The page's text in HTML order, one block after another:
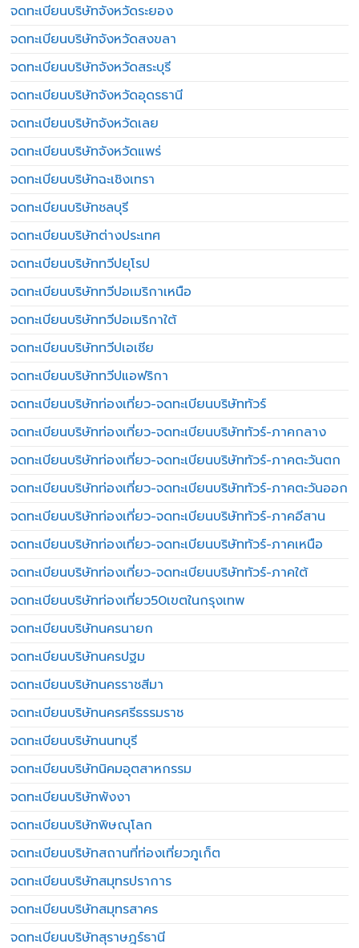
จดทะเบียนบริษัทจังหวัดระยอง
จดทะเบียนบริษัทจังหวัดสงขลา
จดทะเบียนบริษัทจังหวัดสระบุรี
จดทะเบียนบริษัทจังหวัดอุดรธานี
จดทะเบียนบริษัทจังหวัดเลย
จดทะเบียนบริษัทจังหวัดแพร่
จดทะเบียนบริษัทฉะเชิงเทรา
จดทะเบียนบริษัทชลบุรี
จดทะเบียนบริษัทต่างประเทศ
จดทะเบียนบริษัททวีปยุโรป
จดทะเบียนบริษัททวีปอเมริกาเหนือ
จดทะเบียนบริษัททวีปอเมริกาใต้
จดทะเบียนบริษัททวีปเอเชีย
จดทะเบียนบริษัททวีปแอฟริกา
จดทะเบียนบริษัทท่องเที่ยว-จดทะเบียนบริษัททัวร์
จดทะเบียนบริษัทท่องเที่ยว-จดทะเบียนบริษัททัวร์-ภาคกลาง
จดทะเบียนบริษัทท่องเที่ยว-จดทะเบียนบริษัททัวร์-ภาคตะวันตก
จดทะเบียนบริษัทท่องเที่ยว-จดทะเบียนบริษัททัวร์-ภาคตะวันออก
จดทะเบียนบริษัทท่องเที่ยว-จดทะเบียนบริษัททัวร์-ภาคอีสาน
จดทะเบียนบริษัทท่องเที่ยว-จดทะเบียนบริษัททัวร์-ภาคเหนือ
จดทะเบียนบริษัทท่องเที่ยว-จดทะเบียนบริษัททัวร์-ภาคใต้
จดทะเบียนบริษัทท่องเที่ยว50เขตในกรุงเทพ
จดทะเบียนบริษัทนครนายก
จดทะเบียนบริษัทนครปฐม
จดทะเบียนบริษัทนครราชสีมา
จดทะเบียนบริษัทนครศรีธรรมราช
จดทะเบียนบริษัทนนทบุรี
จดทะเบียนบริษัทนิคมอุตสาหกรรม
จดทะเบียนบริษัทพังงา
จดทะเบียนบริษัทพิษณุโลก
จดทะเบียนบริษัทสถานที่ท่องเที่ยวภูเก็ต
จดทะเบียนบริษัทสมุทรปราการ
จดทะเบียนบริษัทสมุทรสาคร
จดทะเบียนบริษัทสุราษฎร์ธานี